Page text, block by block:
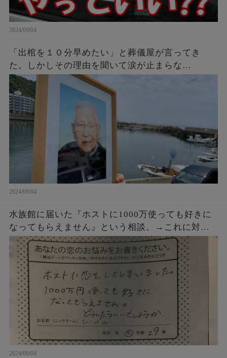
2024/09/04
「出棺を１０分早めたい」と葬儀屋が言ってき
た。しかしその理由を聞いて涙が止まらな
い・・・
2024/09/04
水族館に届いた『ホストに1000万使っても好きに
なってもらえません』という相談。→これに対す
るクラゲ担当の飼育員からの回答が素晴らしすぎ
た・・・
2024/09/04